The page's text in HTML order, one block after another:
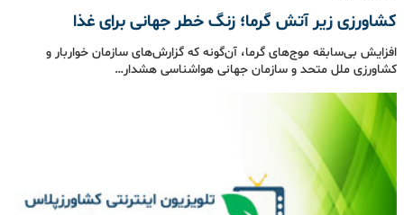
کشاورزی زیر آتش گرما؛ زنگ خطر جهانی برای غذا
افزایش بی‌سابقه موج‌های گرما، آن‌گونه که گزارش‌های سازمان خواربار و
کشاورزی ملل متحد و سازمان جهانی هواشناسی هشدار…